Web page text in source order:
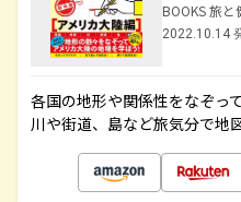
BOOKS 旅と
2022.10.14
各国の地形や関係性をなぞっ
川や街道、島など旅気分で地